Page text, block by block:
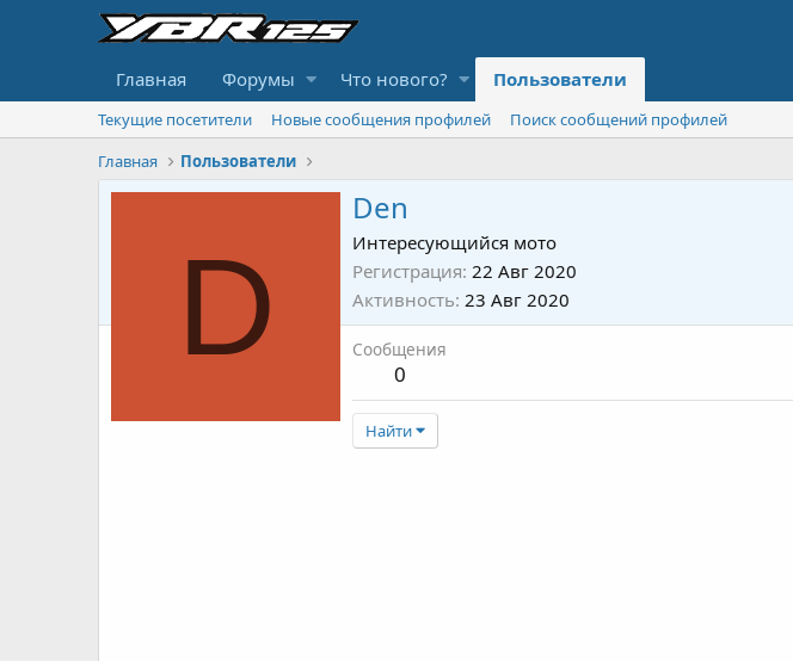
Главная Форумы Что нового? Пользователи
Текущие посетители Новые сообщения профилей
Поиск сообщений профилей
Главная
Пользователи
D
Den
Интересующийся мото
Регистрация 22 Авг 2020
Активность 23 Авг 2020
Сообщения
0
Найти